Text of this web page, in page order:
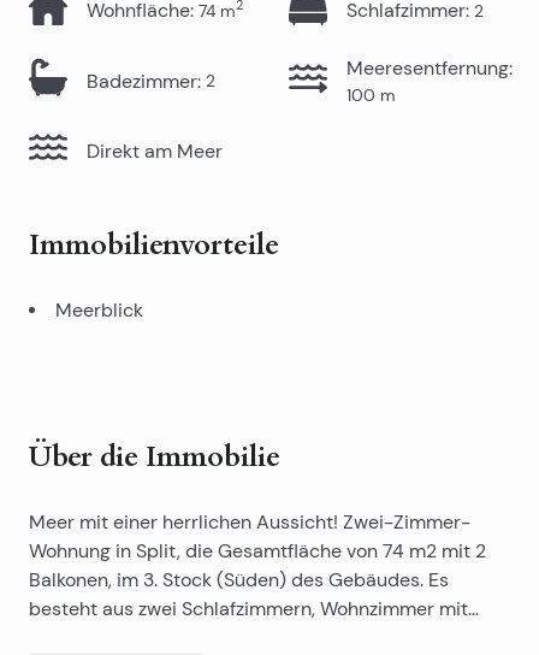
Wohnfläche: 74 m2 Schlafzimmer: 2
Badezimmer: 2
Meeresentfernung:
100 m
Direkt am Meer
Immobilienvorteile
Meerblick
Über die Immobilie
Meer mit einer herrlichen Aussicht! Zwei-Zimmer-
Wohnung in Split, die Gesamtfläche von 74 m2 mit 2
Balkonen, im 3. Stock (Süden) des Gebäudes. Es
besteht aus zwei Schlafzimmern, Wohnzimmer mit